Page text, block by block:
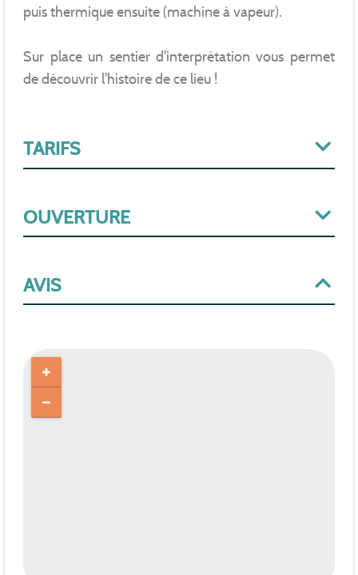
puis thermique ensuite (machine à vapeur).
Sur place un sentier d'interprétation vous permet
de découvrir l'histoire de ce lieu !
TARIFS
OUVERTURE
AVIS